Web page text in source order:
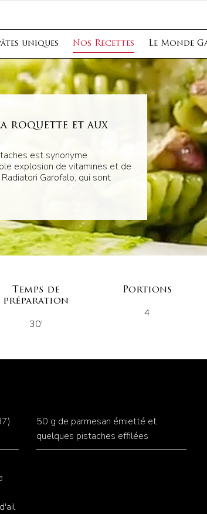
uniques Nos Recettes Le Monde
roquette et aux
est synonyme
explosion de vitamines et de
Garofalo, qui sont
Temps de
préparation
30'
Portions
4
50 g de parmesan émietté et
quelques pistaches effilées